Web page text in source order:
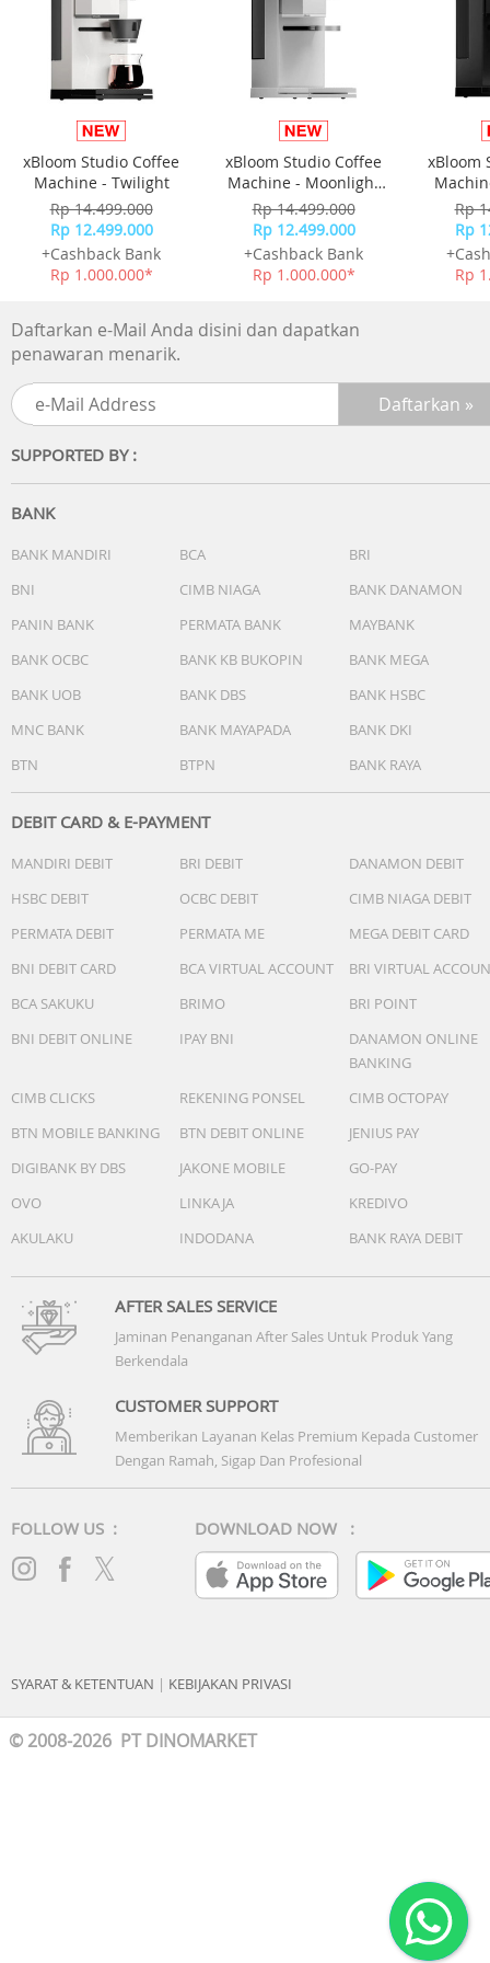
Deskripsi Produk :
Nikmati kepraktisan dan kecepatan melakukan
pembayaran dengan Flazz, cukup dengan sekali tap maka
transaksi pembayaran sudah selesai.
Anda tak perlu membawa uang tunai dalam jumlah
juga tidak perlu menyimpan kembalian recehan, karena
Flazz dapat digunakan untuk pembayaran Tol di seluruh
Indonesia, Parkir, F&B, Minimarket, Supermarket,
Hypermarket, SPBU, toko buku, tempat rekreasi,
Commuter Line Jabodetabek), serta berbagai lini bisnis
lainnya di ratusan ribu outlet merchant yang tersebar di
seluruh Indonesia.
xBloom Studio Coffee
Machine - Twilight
Rp 14.499.000
Rp 12.499.000
+Cashback Bank
Rp 1.000.000*
xBloom Studio Coffee
Machine - Moonlight
White
Rp 14.499.000
Rp 12.499.000
+Cashback Bank
Rp 1.000.000*
xBloom
Rp
Rp
Rp
Daftarkan e-Mail Anda disini dan dapatkan
penawaran menarik.
SUPPORTED BY :
BANK
BANK MANDIRI BCA
BRI
BNI
CIMB NIAGA
BANK DANAMON
PANIN BANK
PERMATA BANK
MAYBANK
BANK OCBC
BANK KB BUKOPIN
BANK MEGA
BANK UOB
BANK DBS
BANK HSBC
MNC BANK
BANK MAYAPADA
BANK DKI
BTN
BTPN BANK RAYA
DEBIT CARD & E-PAYMENT
MANDIRI DEBIT BRI DEBIT
DANAMON DEBIT
HSBC DEBIT
OCBC DEBIT
CIMB NIAGA DEBIT
PERMATA DEBIT
PERMATA ME
MEGA DEBIT CARD
BNI DEBIT CARD
BCA VIRTUAL ACCOUNT
BRI VIRTUAL
BCA SAKUKU
BRIMO
BRI POINT
BNI DEBIT ONLINE
IPAY BNI
DANAMON ONLINE
BANKING
CIMB CLICKS
REKENING PONSEL
CIMB OCTOPAY
BTN MOBILE BANKING
BTN DEBIT ONLINE
JENIUS PAY
DIGIBANK BY DBS
JAKONE MOBILE
GO-PAY
OVO
LINKAJA
KREDIVO
AKULAKU
INDODANA BANK RAYA DEBIT
AFTER SALES SERVICE
Jaminan Penanganan After Sales Untuk Produk Yang
Berkendala
CUSTOMER SUPPORT
Memberikan Layanan Kelas Premium Kepada Customer
Dengan Ramah, Sigap Dan Profesional
FOLLOW US : DOWNLOAD NOW :
SYARAT & KETENTUAN | KEBIJAKAN PRIVASI
© 2008-2026 PT DINOMARKET